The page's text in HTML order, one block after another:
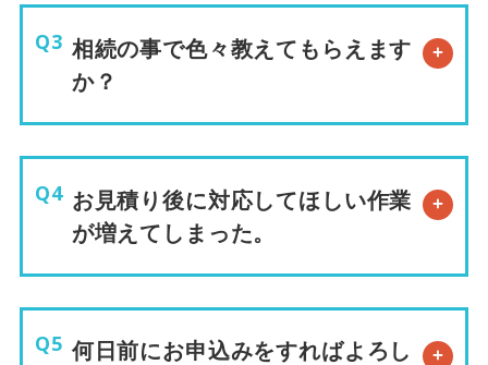
相続の事で色々教えてもらえます
か？
お見積り後に対応してほしい作業
が増えてしまった。
何日前にお申込みをすればよろし